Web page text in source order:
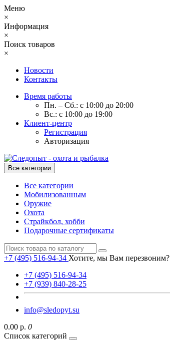
Меню
×
Информация
×
Поиск товаров
×
Новости
Контакты
Время работы
Пн. – Сб.: с 10:00 до 20:00
Вс.: с 10:00 до 19:00
Клиент-центр
Регистрация
Авторизация
Все категории
Все категории
Мобилизованным
Оружие
Охота
Страйкбол, хобби
Подарочные сертификаты
+7 (495) 516-94-34 Хотите, мы Вам перезвоним?
+7 (495) 516-94-34
+7 (939) 840-28-25
info@sledopyt.su
0.00 р. 0
Список категорий